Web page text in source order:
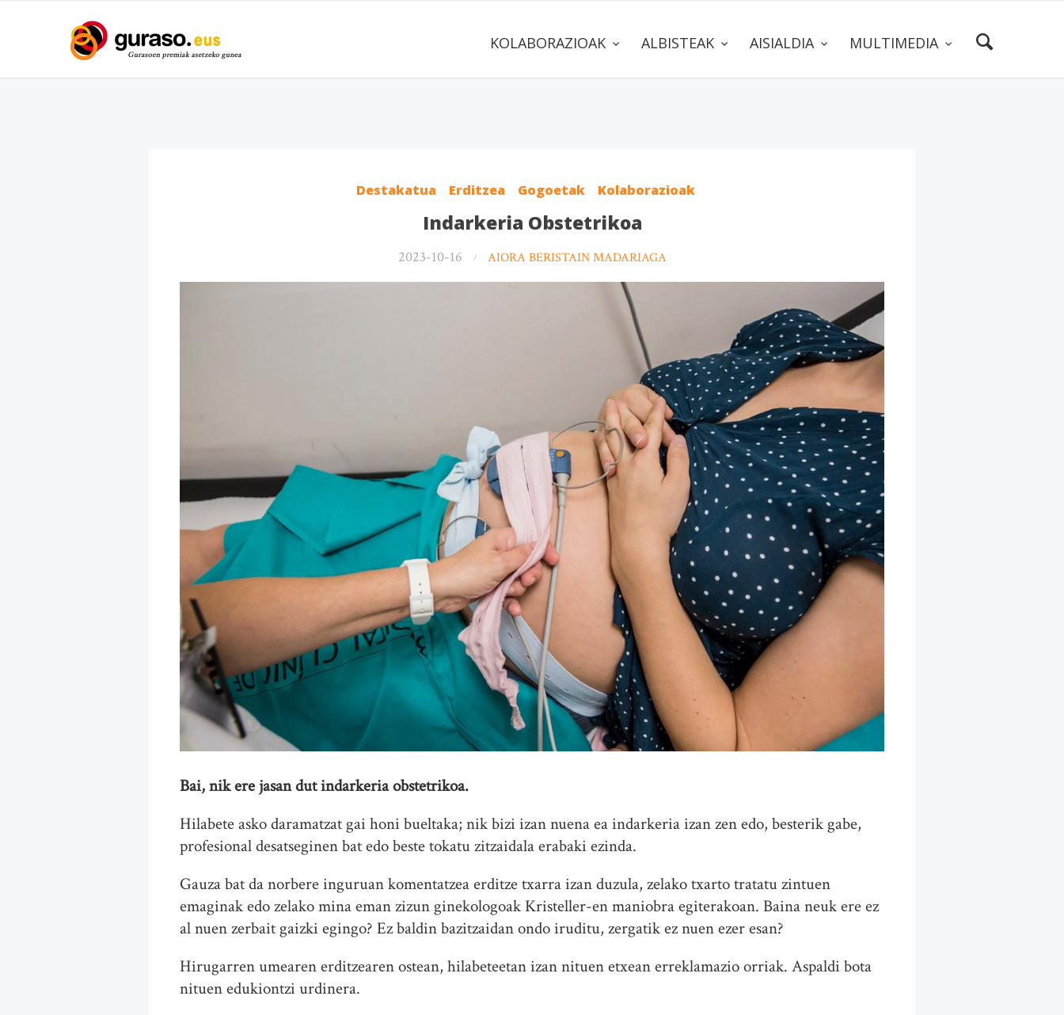
KOLABORAZIOAK ALBISTEAK AISIALDIA MULTIMEDIA
Destakatua Erditzea Gogoetak Kolaborazioak
Indarkeria Obstetrikoa
2023-10-16 AIORA BERISTAIN MADARIAGA
Bai, nik ere jasan dut indarkeria obstetrikoa.
Hilabete asko daramatzat gai honi bueltaka; nik bizi izan nuena ea indarkeria izan zen edo, besterik gabe,
profesional desatseginen bat edo beste tokatu zitzaidala erabaki ezinda.
Gauza bat da norbere inguruan komentatzea erditze txarra izan duzula, zelako txarto tratatu zintuen
emaginak edo zelako mina eman zizun ginekologoak Kristeller-en maniobra egiterakoan. Baina neuk ere ez
al nuen zerbait gaizki egingo? Ez baldin bazitzaidan ondo iruditu, zergatik ez nuen ezer esan?
Hirugarren umearen erditzearen ostean, hilabeteetan izan nituen etxean erreklamazio orriak. Aspaldi bota
nituen edukiontzi urdinera.